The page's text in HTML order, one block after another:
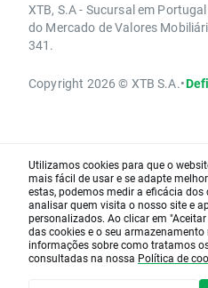
XTB, S.A - Sucursal em
do Mercado de Valores
341.
Copyright 2026 © XTB S.A.•
Utilizamos cookies para que o
mais fácil de usar e se adapte
estas, podemos medir a eficácia
analisar quem visita o nosso site e
personalizados. Ao clicar em
das cookies e o seu
informações sobre como tratamos
consultadas na nossa Política de